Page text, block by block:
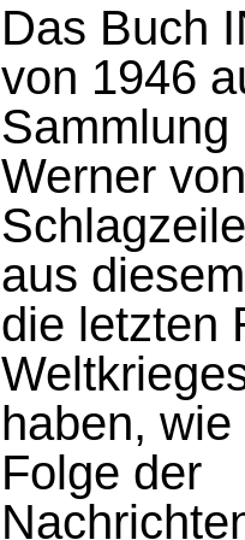
Das Buch
von 1946
Sammlung
Werner
aus
die letzten
haben,
Folge der